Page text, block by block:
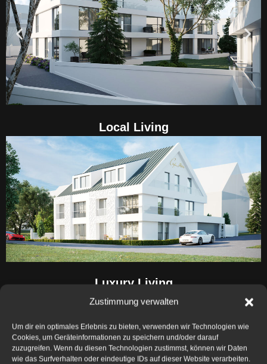
Zustimmung verwalten
Um dir ein optimales Erlebnis zu bieten, verwenden wir Technologien wie
Cookies, um Geräteinformationen zu speichern und/oder darauf
zuzugreifen. Wenn du diesen Technologien zustimmst, können wir Daten
wie das Surfverhalten oder eindeutige IDs auf dieser Website verarbeiten.
Local Living
Luxury Living